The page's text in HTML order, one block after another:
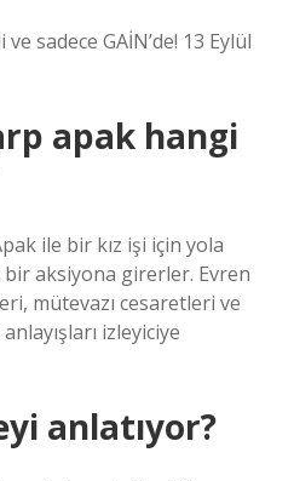
sadece GAİN’de! 13 Eylül
apak hangi
ile bir kız işi için yola
aksiyona girerler. Evren
mütevazı cesaretleri ve
izleyiciye
anlatıyor?